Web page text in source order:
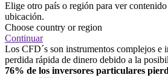
Elige otro país o región para ver
ubicación.
Choose country or region
Continuar
Los CFD´s son instrumentos complejos e
perdida rápida de dinero debido a la
76% de los inversores particulares